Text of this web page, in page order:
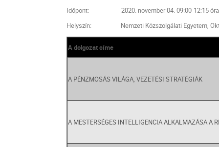
Időpont:
2020. november 04. 09:00-12:15 óra
Helyszín:
Nemzeti Közszolgálati Egyetem,
A dolgozat címe
A PÉNZMOSÁS VILÁGA, VEZETÉSI STRATÉGIÁK
A MESTERSÉGES INTELLIGENCIA ALKALMAZÁSA A